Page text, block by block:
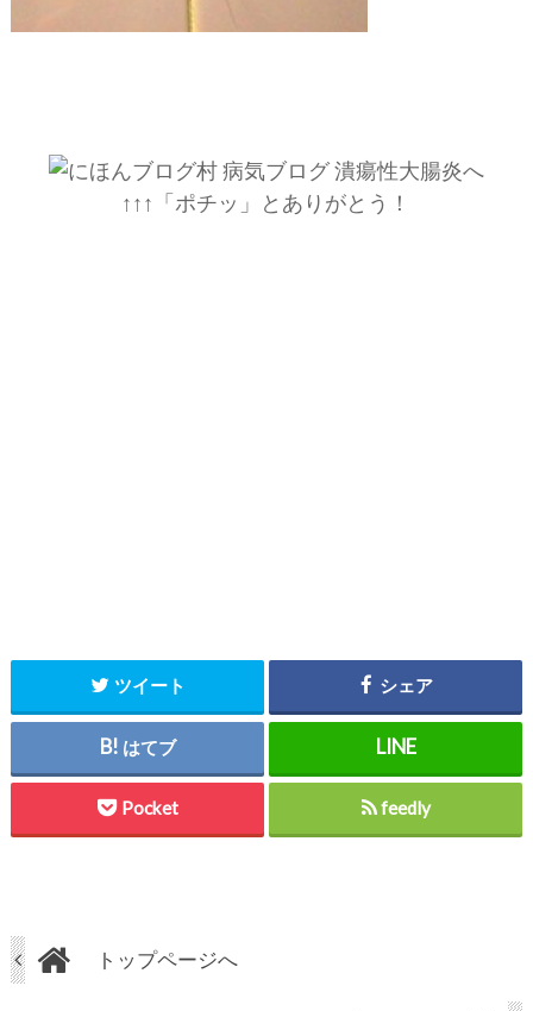
↑↑↑「ポチッ」とありがとう！
ツイート シェア
はてブ
Pocket feedly
トップページへ